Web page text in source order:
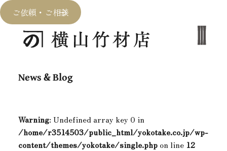
ご依頼・ご相談
News & Blog
Warning: Undefined array key 0 in
/home/r3514503/public_html/yokotake.co.jp/wp-
content/themes/yokotake/single.phpon line 12